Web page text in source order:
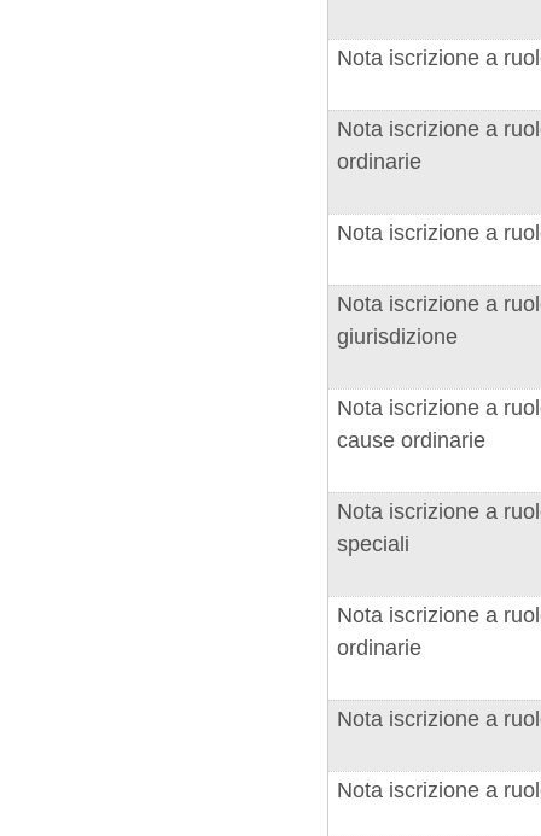
Nota iscrizione a
Nota iscrizione a
ordinarie
Nota iscrizione a
Nota iscrizione a
giurisdizione
Nota iscrizione a
cause ordinarie
Nota iscrizione a
speciali
Nota iscrizione a
ordinarie
Nota iscrizione a
Nota iscrizione a